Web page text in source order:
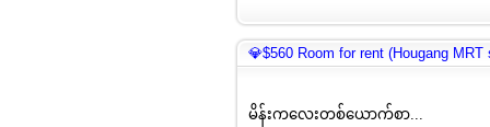
💎$560 Room for rent (Hougang MRT
မိန်းကလေးတစ်ယောက်စာ...